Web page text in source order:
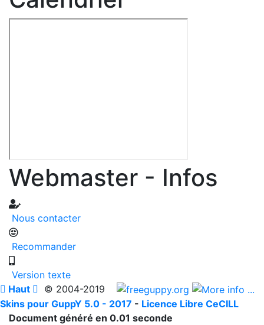
Webmaster - Infos
Nous contacter
Recommander
Version texte
 Haut  © 2004-2019
Skins pour GuppY 5.0 - 2017 - Licence Libre CeCILL
Document généré en 0.01 seconde